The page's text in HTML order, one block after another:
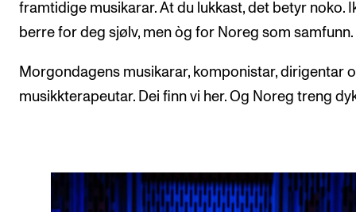
framtidige musikarar. At du lukkast, det betyr noko.
berre for deg sjølv, men òg for Noreg som samfunn.
Morgondagens musikarar, komponistar, dirigentar
musikkterapeutar. Dei finn vi her. Og Noreg treng